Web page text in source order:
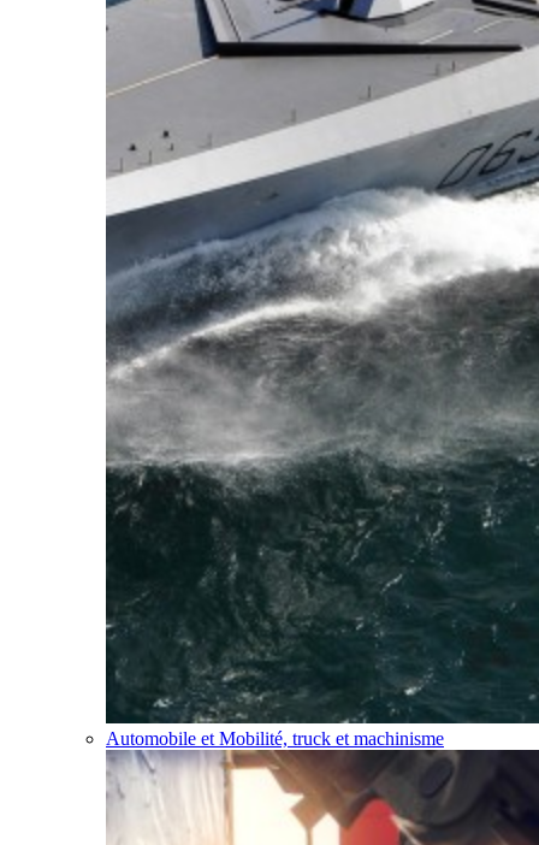
Automobile et Mobilité, truck et machinisme